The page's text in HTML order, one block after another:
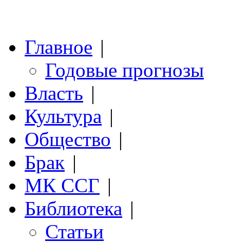
Главное |
Годовые прогнозы
Власть |
Культура |
Общество |
Брак |
МК ССГ |
Библиотека |
Статьи